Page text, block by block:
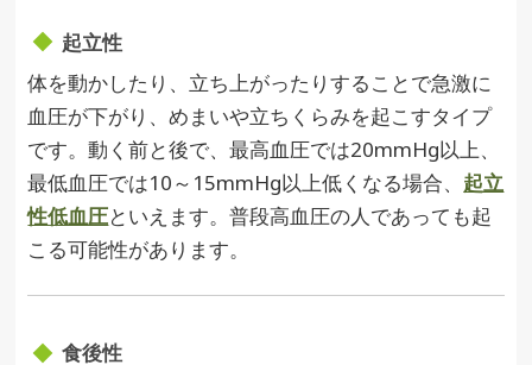
起立性
体を動かしたり、立ち上がったりすることで急激に
血圧が下がり、めまいや立ちくらみを起こすタイプ
です。動く前と後で、最高血圧では20mmHg以上、
最低血圧では10～15mmHg以上低くなる場合、 起立
性低血圧といえます。普段高血圧の人であっても起
こる可能性があります。
食後性